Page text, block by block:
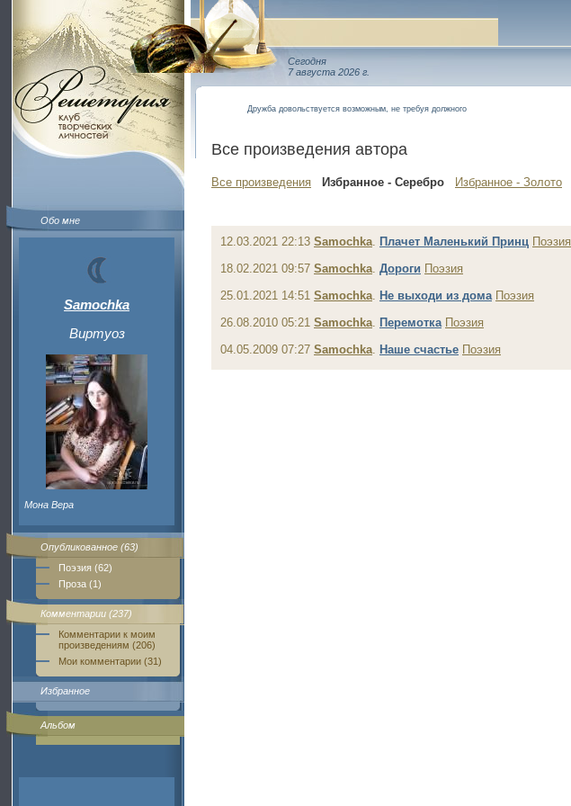
Обо мне
Samochka
Виртуоз
Мона Вера
Опубликованное (63)
Поэзия (62)
Проза (1)
Комментарии (237)
Комментарии к моим
произведениям (206)
Мои комментарии (31)
Избранное
Альбом
Сегодня
7 августа 2026 г.
Дружба довольствуется возможным, не требуя должного
Все произведения автора
Все произведения Избранное - Серебро Избранное - Золото
12.03.2021 22:13 Samochka. Плачет Маленький Принц Поэзия
18.02.2021 09:57 Samochka. Дороги Поэзия
25.01.2021 14:51 Samochka. Не выходи из дома Поэзия
26.08.2010 05:21 Samochka. Перемотка Поэзия
04.05.2009 07:27 Samochka. Наше счастье Поэзия